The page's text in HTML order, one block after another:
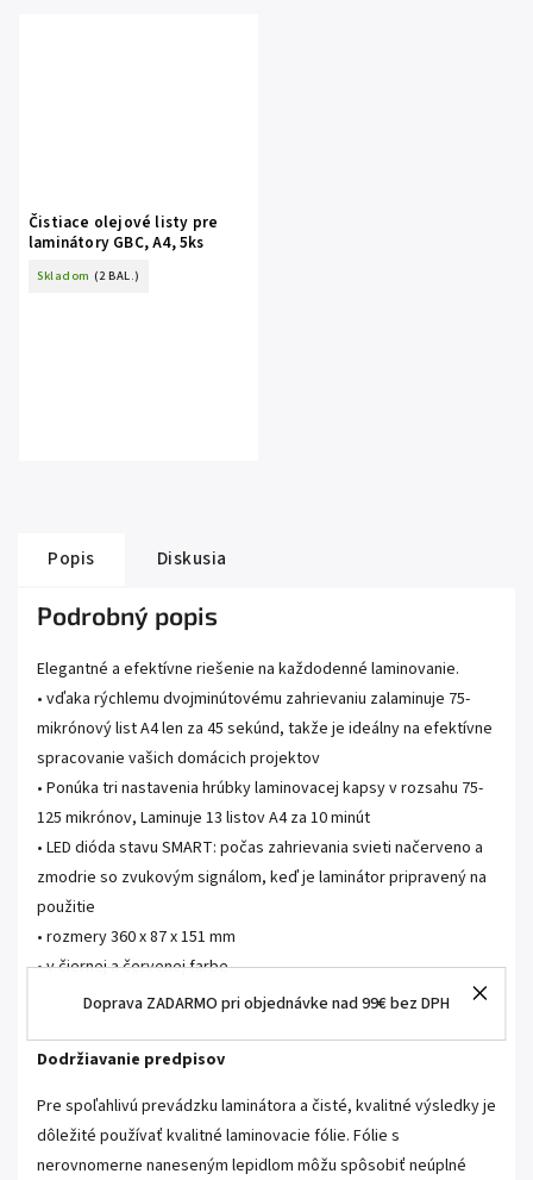
Doprava ZADARMO pri objednávke nad 99€ bez DPH
Čistiace olejové listy pre
laminátory GBC, A4, 5ks
Skladom (2 BAL.)
Popis Diskusia
Podrobný popis
Elegantné a efektívne riešenie na každodenné laminovanie.
• vďaka rýchlemu dvojminútovému zahrievaniu zalaminuje 75-
mikrónový list A4 len za 45 sekúnd, takže je ideálny na efektívne
spracovanie vašich domácich projektov
• Ponúka tri nastavenia hrúbky laminovacej kapsy v rozsahu 75-
125 mikrónov, Laminuje 13 listov A4 za 10 minút
• LED dióda stavu SMART: počas zahrievania svieti načerveno a
zmodrie so zvukovým signálom, keď je laminátor pripravený na
použitie
• rozmery 360 x 87 x 151 mm
• v čiernej a červenej farbe
Dodržiavanie predpisov
Pre spoľahlivú prevádzku laminátora a čisté, kvalitné výsledky je
dôležité používať kvalitné laminovacie fólie. Fólie s
nerovnomerne naneseným lepidlom môžu spôsobiť neúplné